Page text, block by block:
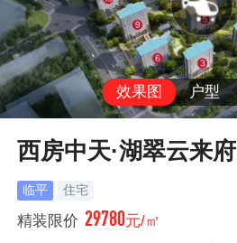
效果图 户型
西房中天·湖翠云来府
临平 住宅
精装限价 29780元/㎡